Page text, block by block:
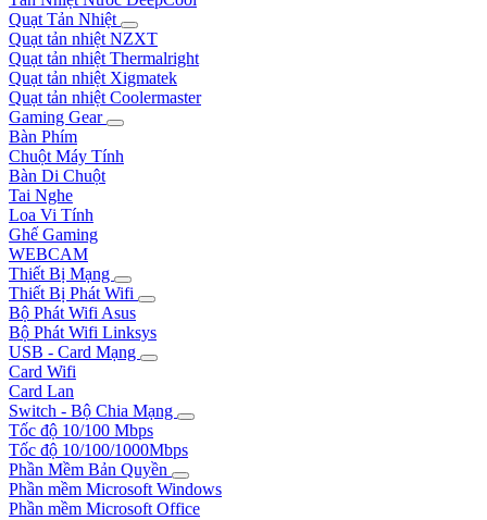
Quạt Tản Nhiệt
Quạt tản nhiệt NZXT
Quạt tản nhiệt Thermalright
Quạt tản nhiệt Xigmatek
Quạt tản nhiệt Coolermaster
Gaming Gear
Bàn Phím
Chuột Máy Tính
Bàn Di Chuột
Tai Nghe
Loa Vi Tính
Ghế Gaming
WEBCAM
Thiết Bị Mạng
Thiết Bị Phát Wifi
Bộ Phát Wifi Asus
Bộ Phát Wifi Linksys
USB - Card Mạng
Card Wifi
Card Lan
Switch - Bộ Chia Mạng
Tốc độ 10/100 Mbps
Tốc độ 10/100/1000Mbps
Phần Mềm Bản Quyền
Phần mềm Microsoft Windows
Phần mềm Microsoft Office